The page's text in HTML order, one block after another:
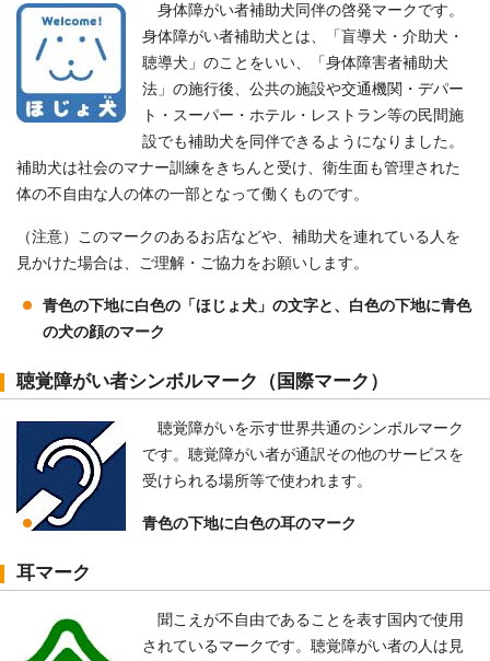
身体障がい者補助犬同伴の啓発マークです。
身体障がい者補助犬とは、「盲導犬・介助犬・
聴導犬」のことをいい、「身体障害者補助犬
法」の施行後、公共の施設や交通機関・デパー
ト・スーパー・ホテル・レストラン等の民間施
設でも補助犬を同伴できるようになりました。
補助犬は社会のマナー訓練をきちんと受け、衛生面も管理された
体の不自由な人の体の一部となって働くものです。
（注意）このマークのあるお店などや、補助犬を連れている人を
見かけた場合は、ご理解・ご協力をお願いします。
青色の下地に白色の「ほじょ犬」の文字と、白色の下地に青色
の犬の顔のマーク
聴覚障がい者シンボルマーク（国際マーク）
聴覚障がいを示す世界共通のシンボルマーク
です。聴覚障がい者が通訳その他のサービスを
受けられる場所等で使われます。
青色の下地に白色の耳のマーク
耳マーク
聞こえが不自由であることを表す国内で使用
されているマークです。聴覚障がい者の人は見